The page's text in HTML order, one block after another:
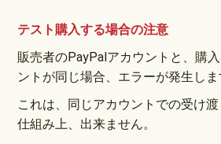
テスト購入する場合の注意
販売者のPayPalアカウントと、購
ントが同じ場合、エラーが発生しま
これは、同じアカウントでの受け
仕組み上、出来ません。